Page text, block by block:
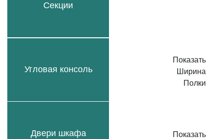
Секции
Угловая консоль
Двери шкафа
Показать
Ширина
Полки
Показать